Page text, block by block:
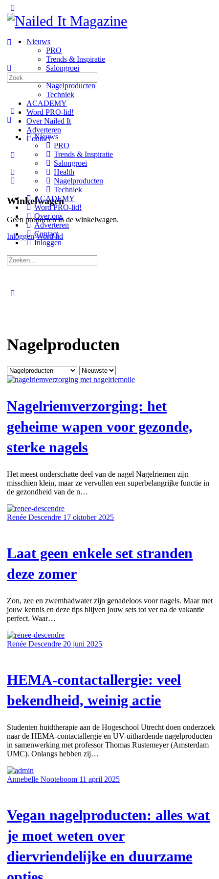
Side
Panel
Nieuws
PRO
Trends & Inspiratie
Salongroei
Nagelproducten
Techniek
ACADEMY
Word PRO-lid!
Over Nailed It
Adverteren
Contact
options
Winkelwagen
Geen producten in de winkelwagen.
Inloggen Word lid
Zoeken
naar:
Nieuws
PRO
Trends & Inspiratie
Salongroei
Health
Nagelproducten
Techniek
ACADEMY
Word PRO-lid!
Over ons
Adverteren
Contact
Inloggen
Zoeken
naar:
Nagelproducten
Categorie
Sort
by
Nagelriemverzorging: het
geheime wapen voor gezonde,
sterke nagels
Het meest onderschatte deel van de nagel Nagelriemen zijn
misschien klein, maar ze vervullen een superbelangrijke functie in
de gezondheid van de n…
Renée Descendre 17 oktober 2025
Laat geen enkele set stranden
deze zomer
Zon, zee en zwembadwater zijn genadeloos voor nagels. Maar met
jouw kennis en deze tips blijven jouw sets tot ver na de vakantie
perfect. Waar…
Renée Descendre 20 juni 2025
HEMA-contactallergie: veel
bekendheid, weinig actie
Studenten huidtherapie aan de Hogeschool Utrecht doen onderzoek
naar de HEMA-contactallergie en UV-uithardende nagelproducten
in samenwerking met professor Thomas Rustemeyer (Amsterdam
UMC). Onlangs hebben zij…
Annebelle Nooteboom 11 april 2025
Vegan nagelproducten: alles wat
je moet weten over
diervriendelijke en duurzame